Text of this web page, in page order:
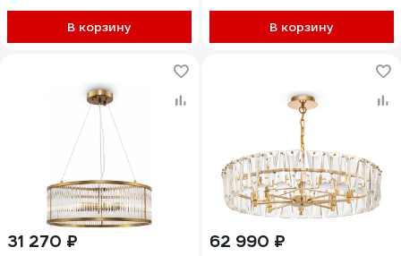
В корзину В корзину
31 270 ₽ 62 990 ₽